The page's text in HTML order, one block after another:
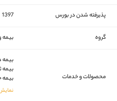
پذیرفته شدن در بورس 1397
گروه بیمه
محصولات و خدمات
بیمه
بیمه